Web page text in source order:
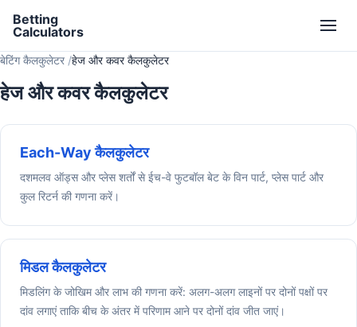
Betting
Calculators
बेटिंग कैलकुलेटर हेज और कवर कैलकुलेटर
हेज और कवर कैलकुलेटर
Each-Way कैलकुलेटर
दशमलव ऑड्स और प्लेस शर्तों से ईच-वे फुटबॉल बेट के विन पार्ट, प्लेस पार्ट और
कुल रिटर्न की गणना करें।
मिडल कैलकुलेटर
मिडलिंग के जोखिम और लाभ की गणना करें: अलग-अलग लाइनों पर दोनों पक्षों पर
दांव लगाएं ताकि बीच के अंतर में परिणाम आने पर दोनों दांव जीत जाएं।